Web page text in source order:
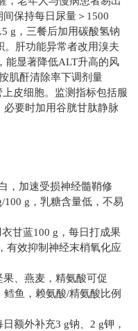
保持每日尿量＞1500
g，三餐后加用碳酸氢钠
。肝功能异常者改用溴夫
能显著降低ALT升高的风
肌酐清除率下调剂量
皮细胞。监测指标包括服
要时加用谷胱甘肽静脉
，加速受损神经髓鞘修
g，乳糖含量低，不易
甘蓝100 g，每日打成果
有效抑制神经末梢氧化应
、燕麦，精氨酸可促
鱼，赖氨酸/精氨酸比例
额外补充3 g钠、2 g钾，